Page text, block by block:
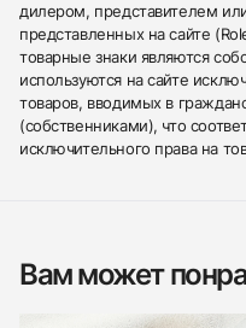
дилером, представителем
представленных на сайте
товарные знаки являются
используются на сайте
товаров, вводимых в
(собственниками), что
исключительного права на
Вам может